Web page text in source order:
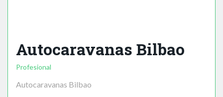
Autocaravanas Bilbao
Profesional
Autocaravanas Bilbao